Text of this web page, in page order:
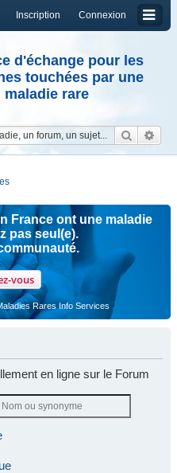
Connexion
Inscription
d'échange pour les
touchées par une
maladie rare
France ont une maladie
pas seul(e).
vous
Rares Info Services
en ligne sur le Forum